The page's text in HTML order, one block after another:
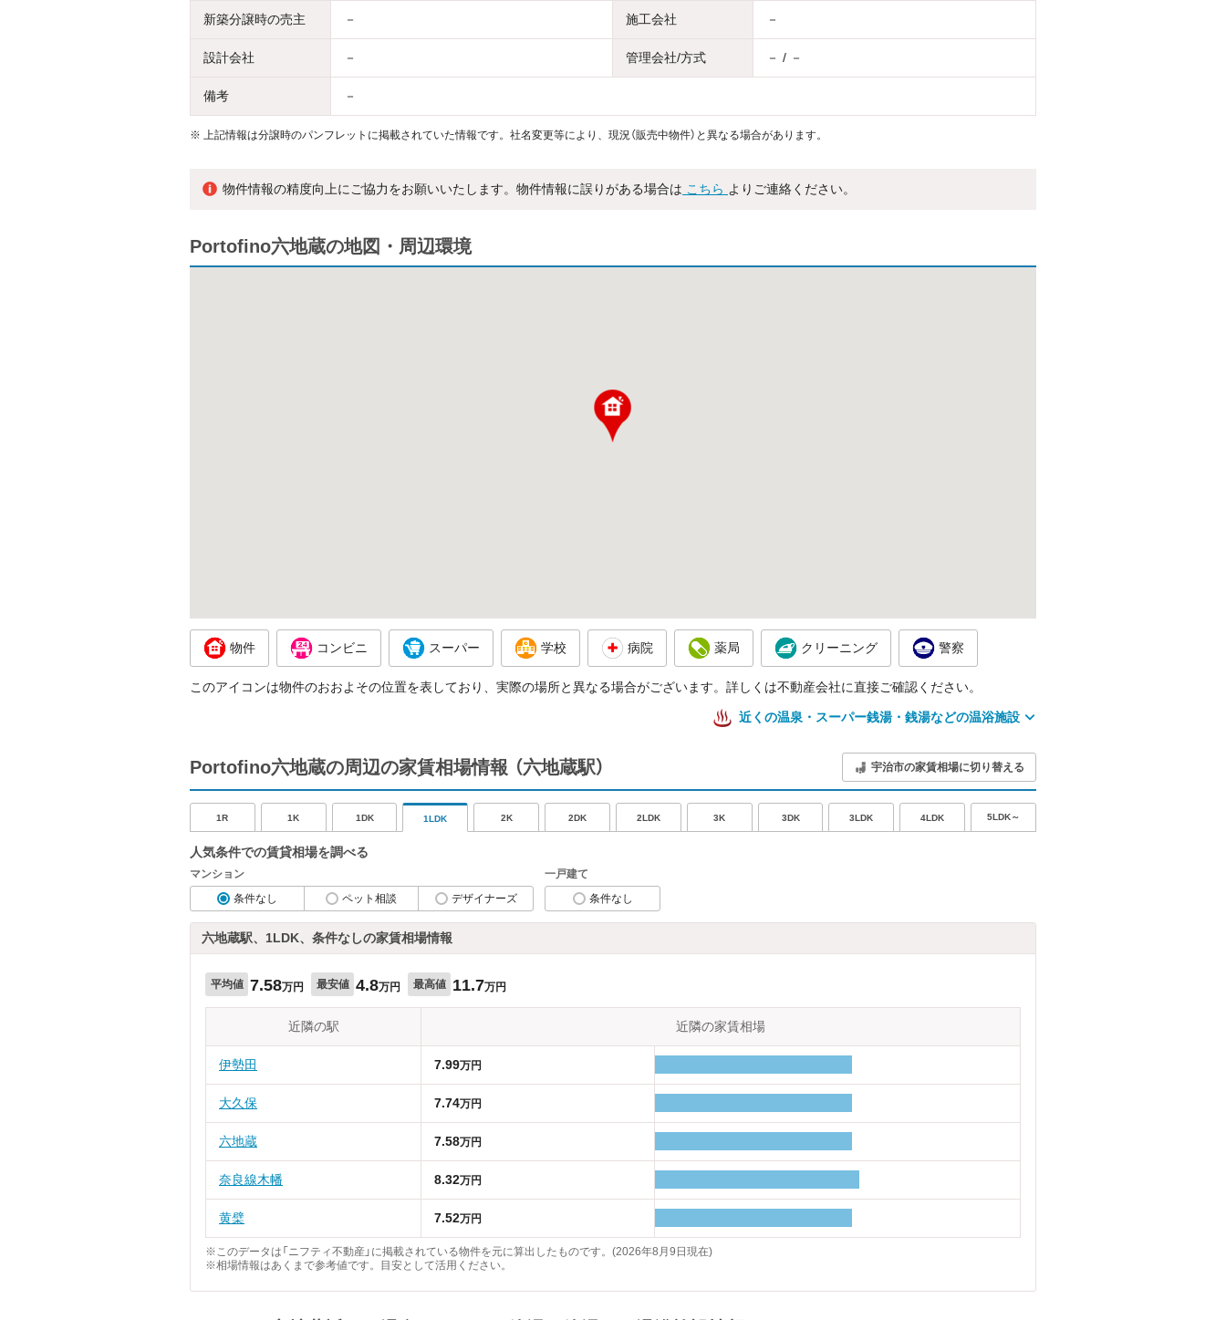
新築分譲時の売主 － 施工会社 －
設計会社 － 管理会社/方式 － / －
備考 －
※ 上記情報は分譲時のパンフレットに掲載されていた情報です。社名変更等により、現況（販売中物件）と異なる場合があります。
物件情報の精度向上にご協力をお願いいたします。物件情報に誤りがある場合は こちら よりご連絡ください。
Portofino六地蔵の地図・周辺環境
物件 コンビニ スーパー 学校 病院 薬局 クリーニング 警察
このアイコンは物件のおおよその位置を表しており、実際の場所と異なる場合がございます。詳しくは不動産会社に直接ご確認ください。
近くの温泉・スーパー銭湯・銭湯などの温浴施設
Portofino六地蔵の周辺の家賃相場情報 （六地蔵駅） 宇治市の家賃相場に切り替える
1R 1K 1DK 1LDK 2K 2DK 2LDK 3K 3DK 3LDK 4LDK 5LDK～
人気条件での賃貸相場を調べる
マンション
条件なし
ペット相談 デザイナーズ
一戸建て
条件なし
六地蔵駅、1LDK、条件なしの家賃相場情報
平均値 7.58万円 最安値 4.8万円 最高値 11.7万円
近隣の駅 近隣の家賃相場
伊勢田 7.99万円
大久保 7.74万円
六地蔵 7.58万円
奈良線木幡 8.32万円
黄檗 7.52万円
※このデータは「ニフティ不動産」に掲載されている物件を元に算出したものです。(2026年8月9日現在)
※相場情報はあくまで参考値です。目安として活用ください。